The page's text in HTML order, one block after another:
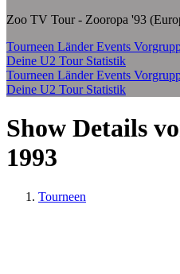
Zoo TV Tour - Zooropa '93
Tourneen LänderEvents
Deine U2 Tour Statistik
Tourneen LänderEvents
Deine U2 Tour Statistik
Show Details
1993
Tourneen